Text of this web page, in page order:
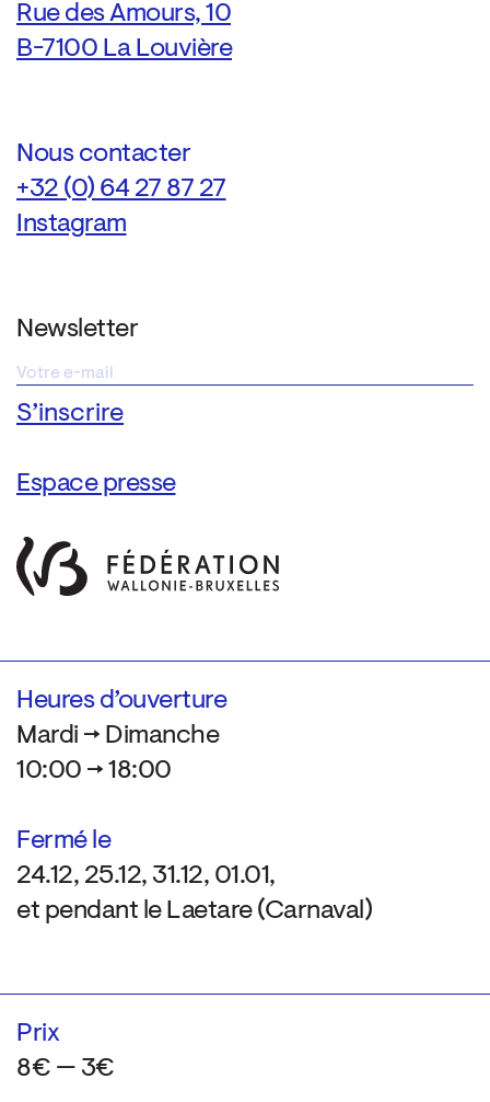
Rue des Amours, 10
B-7100 La Louvière
Nous contacter
+32 (0) 64 27 87 27
Instagram
Newsletter
Espace presse
Heures d’ouverture
Mardi → Dimanche
10:00 → 18:00
Fermé le
24.12, 25.12, 31.12, 01.01,
et pendant le Laetare (Carnaval)
Prix
8€ — 3€